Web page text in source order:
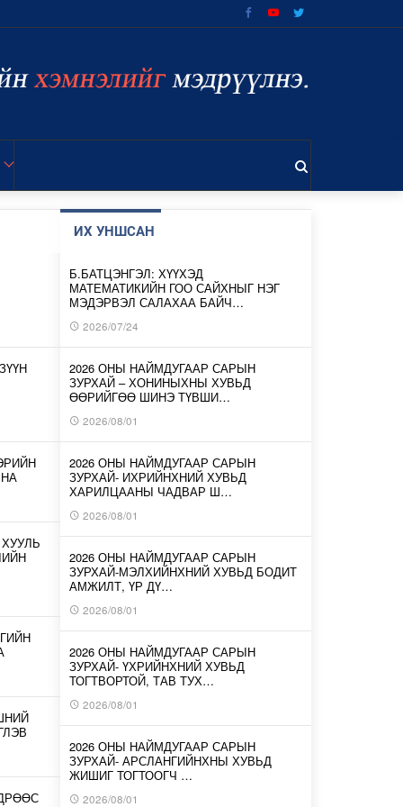
ИХ УНШСАН
Б.БАТЦЭНГЭЛ: ХҮҮХЭД
МАТЕМАТИКИЙН ГОО САЙХНЫГ НЭГ
МЭДЭРВЭЛ САЛАХАА БАЙЧ…
2026/07/24
2026 ОНЫ НАЙМДУГААР САРЫН
ЗУРХАЙ – ХОНИНЫХНЫ ХУВЬД
ӨӨРИЙГӨӨ ШИНЭ ТҮВШИ…
2026/08/01
2026 ОНЫ НАЙМДУГААР САРЫН
ЗУРХАЙ- ИХРИЙНХНИЙ ХУВЬД
ХАРИЛЦААНЫ ЧАДВАР Ш…
2026/08/01
2026 ОНЫ НАЙМДУГААР САРЫН
ЗУРХАЙ-МЭЛХИЙНХНИЙ ХУВЬД БОДИТ
АМЖИЛТ, ҮР ДҮ…
2026/08/01
2026 ОНЫ НАЙМДУГААР САРЫН
ЗУРХАЙ- ҮХРИЙНХНИЙ ХУВЬД
ТОГТВОРТОЙ, ТАВ ТУХ…
2026/08/01
2026 ОНЫ НАЙМДУГААР САРЫН
ЗУРХАЙ- АРСЛАНГИЙНХНЫ ХУВЬД
ЖИШИГ ТОГТООГЧ …
2026/08/01